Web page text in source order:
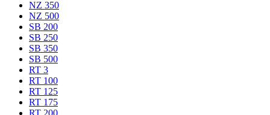
NZ 350
NZ 500
SB 200
SB 250
SB 350
SB 500
RT 3
RT 100
RT 125
RT 175